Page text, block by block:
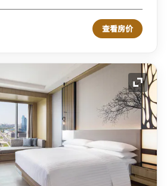
查看房价
展开